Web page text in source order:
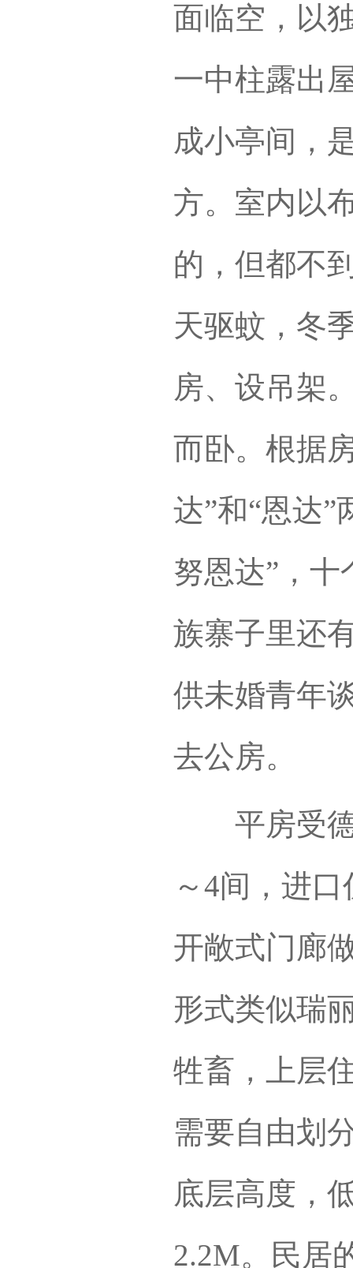
面临空，以
一中柱露出
成小亭间，
方。室内以
的，但都不
天驱蚊，冬
房、设吊架
而卧。根据
达”和“恩达
努恩达”，十
族寨子里还
供未婚青年
去公房。
平房受德
～4间，进
开敞式门廊
形式类似瑞
牲畜，上层
需要自由划
底层高度，
2.2M。民居